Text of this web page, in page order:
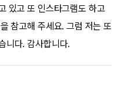
있고 또 인스타그램도 하고
참고해 주세요. 그럼 저는 또
니다. 감사합니다.